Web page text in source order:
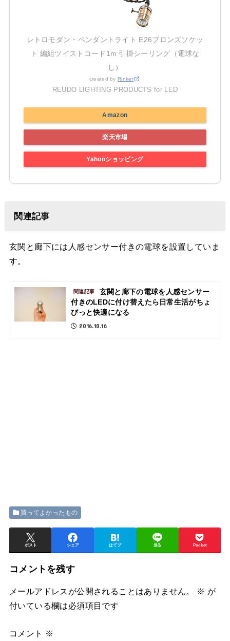
レトロモダン・ペンダントライト E26ブロンズソケッ
ト 編組ツイストコード1m 引掛シーリング（電球な
し）
created byRinker
REUDO LIGHTING PRODUCTS for LED
Amazon
楽天市場
Yahooショッピング
関連記事
玄関と廊下には人感センサー付きの電球を設置していま
す。
関連記事
玄関と廊下の電球を人感センサー
付きのLEDに付け替えたら日常生活がちょ
びっと快適になる
2016.10.16
買ってよかったもの
ポスト シェア はてブ 送る Pocket
コメントを残す
メールアドレスが公開されることはありません。 ※ が
付いている欄は必須項目です
コメント ※